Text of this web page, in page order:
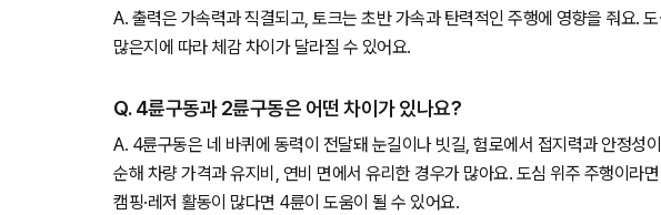
A. 출력은 가속력과 직결되고, 토크는 초반 가속과 탄력적인 주행에 영향을 줘요.
많은지에 따라 체감 차이가 달라질 수 있어요.
Q. 4륜구동과 2륜구동은 어떤 차이가 있나요?
A. 4륜구동은 네 바퀴에 동력이 전달돼 눈길이나 빗길, 험로에서 접지력과 안정성
순해 차량 가격과 유지비, 연비 면에서 유리한 경우가 많아요. 도심 위주 주행이라
캠핑·레저 활동이 많다면 4륜이 도움이 될 수 있어요.